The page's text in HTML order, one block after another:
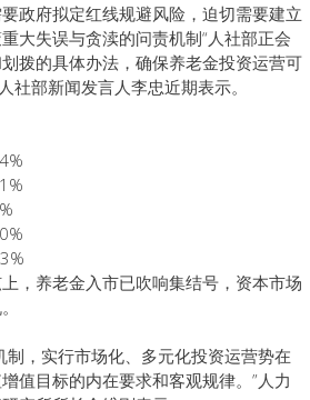
政府拟定红线规避风险，迫切需要建立
大失误与贪渎的问责机制“人社部正会
拨的具体办法，确保养老金投资运营可
社部新闻发言人李忠近期表示。
，养老金入市已吹响集结号，资本市场
制，实行市场化、多元化投资运营势在
值目标的内在要求和客观规律。”人力